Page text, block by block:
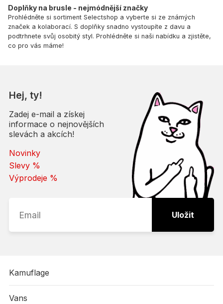
Doplňky na brusle - nejmódnější značky
Prohlédněte si sortiment Selectshop a vyberte si ze známých
značek a kolaborací. S doplňky snadno vystoupíte z davu a
podtrhnete svůj osobitý styl. Prohlédněte si naši nabídku a zjistěte,
co pro vás máme!
Hej, ty!
Zadej e-mail a získej
informace o nejnovějších
slevách a akcích!
Novinky
Slevy %
Výprodeje %
Uložit
Kamuflage
Vans